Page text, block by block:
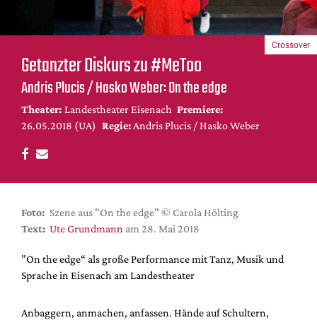
Bühnenwelt
Festivals & Veranstaltungen
Menschen & Theater
Themen
Internationales
Nachrufe
DdB-map
Premierensuche
Festival-Planer
Hefte
Leseproben
Getanzter Diskurs zu #MeToo
Andris Plucis / Hasko Weber: On the edge
Theater: Landestheater Eisenach Premiere:
26.05.2018 (UA) Regie: Andris Plucis / Hasko Weber
Crossover
Foto: Szene aus "On the edge" © Carola Hölting
Text: Ute Grundmann am 28. Mai 2018
”On the edge“ als große Performance mit Tanz, Musik und
Sprache in Eisenach am Landestheater
Anbaggern, anmachen, anfassen. Hände auf Schultern,